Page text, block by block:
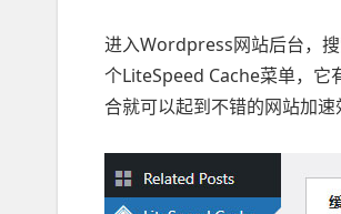
进入Wordpress网站后台，
个LiteSpeed Cache菜单，
合就可以起到不错的网站加速